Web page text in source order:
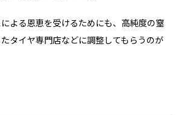
よる恩恵を受けるためにも、高純度の窒
タイヤ専門店などに調整してもらうのが